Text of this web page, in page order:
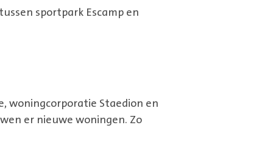
sportpark Escamp en
woningcorporatie Staedion en
er nieuwe woningen. Zo